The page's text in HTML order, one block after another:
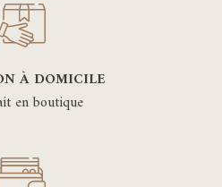
À DOMICILE
en boutique